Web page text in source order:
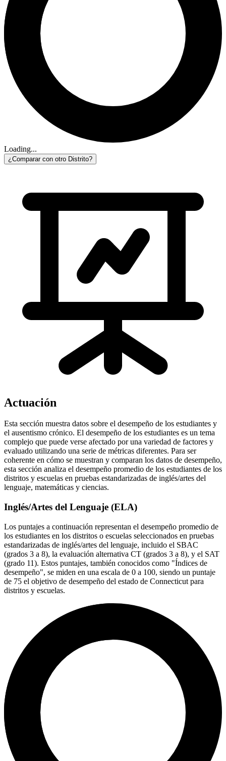
Loading...
¿Comparar con otro Distrito?
Actuación
Esta sección muestra datos sobre el desempeño de los estudiantes y
el ausentismo crónico. El desempeño de los estudiantes es un tema
complejo que puede verse afectado por una variedad de factores y
evaluado utilizando una serie de métricas diferentes. Para ser
coherente en cómo se muestran y comparan los datos de desempeño,
esta sección analiza el desempeño promedio de los estudiantes de los
distritos y escuelas en pruebas estandarizadas de inglés/artes del
lenguaje, matemáticas y ciencias.
Inglés/Artes del Lenguaje (ELA)
Los puntajes a continuación representan el desempeño promedio de
los estudiantes en los distritos o escuelas seleccionados en pruebas
estandarizadas de inglés/artes del lenguaje, incluido el SBAC
(grados 3 a 8), la evaluación alternativa CT (grados 3 a 8), y el SAT
(grado 11). Estos puntajes, también conocidos como "Índices de
desempeño", se miden en una escala de 0 a 100, siendo un puntaje
de 75 el objetivo de desempeño del estado de Connecticut para
distritos y escuelas.